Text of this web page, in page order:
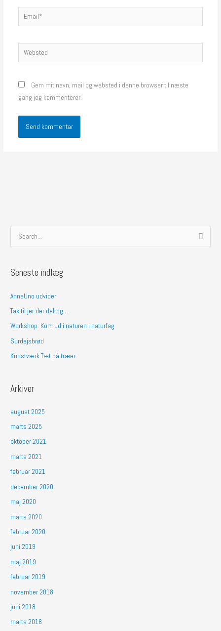
Email*
Websted
Gem mit navn, mail og websted i denne browser til næste
gang jeg kommenterer.
e
f
:
Seneste indlæg
AnnaUno udvider
Tak til jer der deltog…
Workshop: Kom ud i naturen i naturfag
Surdejsbrød
Kunstværk Tæt på træer
Arkiver
august 2025
marts 2025
oktober 2021
marts 2021
februar 2021
december 2020
maj 2020
marts 2020
februar 2020
juni 2019
maj 2019
februar 2019
november 2018
juni 2018
marts 2018